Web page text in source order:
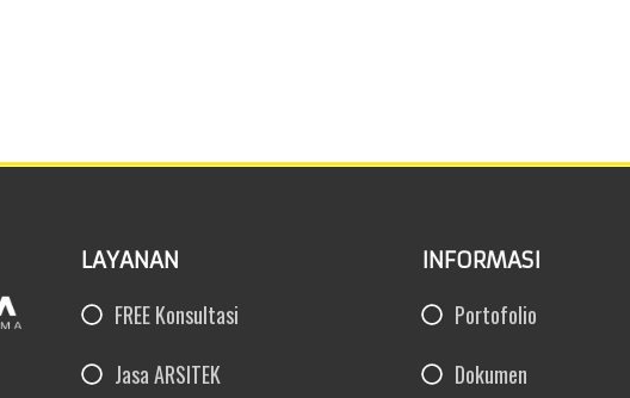
LAYANAN
FREE Konsultasi
Jasa ARSITEK
INFORMASI
Portofolio
Dokumen